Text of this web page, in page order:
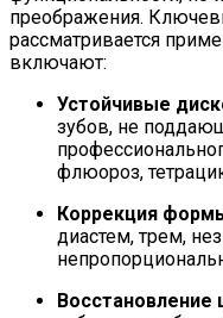
преображения.
рассматривается
включают:
Устойчивые
зубов, не
флюороз,
Коррекция
диастем, трем,
Восстановление